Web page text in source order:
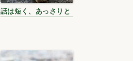
話は短く、あっさりと